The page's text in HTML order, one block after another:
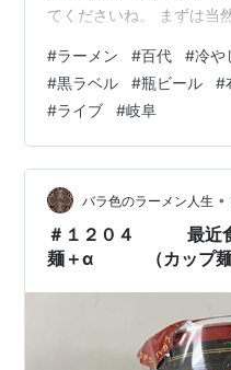
てくださいね。 まずは当
瓶ビールは小さいグラス
ｗ）。 アテはピリ辛チャ
とう。 「冷やしらぁ麺」
てるかなって思ったらｗ
くでしょｗｗ この佇まい
チャーシュ…
#ラーメン #百代 #冷や
#黒ラベル #瓶ビール #
#ライブ #岐阜
バラ色のラーメン人生 •
＃１２０４ 最近食
麺＋α （カップ麺